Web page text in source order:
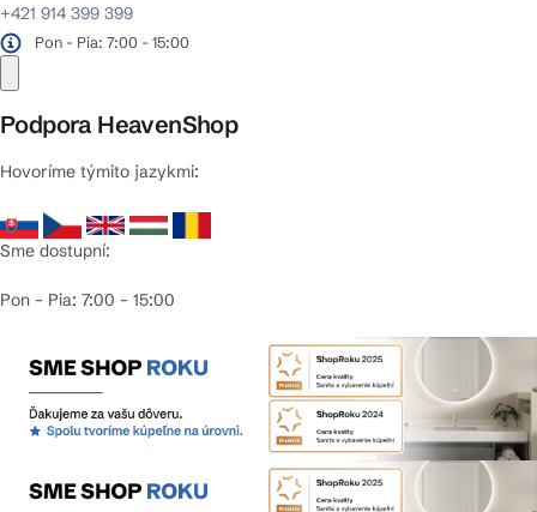
+421 914 399 399
Pon - Pia: 7:00 - 15:00
Podpora HeavenShop
Hovoríme týmito jazykmi:
Sme dostupní:
Pon – Pia: 7:00 – 15:00